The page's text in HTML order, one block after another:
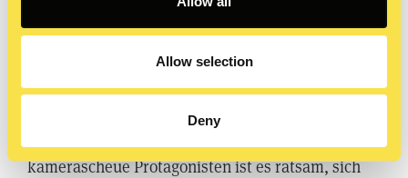
Allow selection
Deny
hilfreich sein, um den Social-Media-Nutzern ein
authentisches und nahbares Bild zu vermitteln.
Geht es jedoch um größere Videoproduktionen
oder hat man besonders unerfahrene oder
kamerascheue Protagonisten ist es ratsam, sich